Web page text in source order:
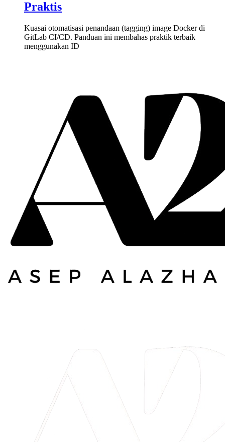
Praktis
Kuasai otomatisasi penandaan (tagging) image Docker di
GitLab CI/CD. Panduan ini membahas praktik terbaik
menggunakan ID